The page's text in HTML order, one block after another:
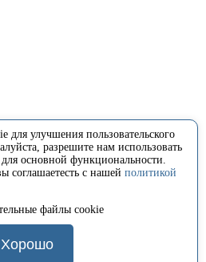
улучшения пользовательского
разрешите нам использовать
основной функциональности.
соглашаетесть с нашей политикой
файлы cookie
Хорошо
государственный медицинский